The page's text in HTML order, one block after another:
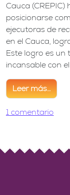
Cauca
posicionarse
ejecutoras de
en el Cauca,
Este logro es un
incansable con
Leer más…
from
1 comentario